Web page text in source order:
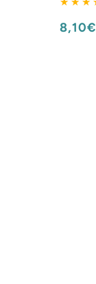
Prix
8,10€